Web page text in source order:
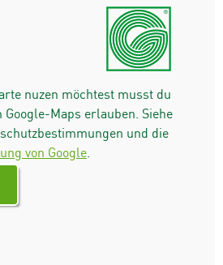
nuzen möchtest musst du
Google-Maps erlauben. Siehe
und die
von Google.